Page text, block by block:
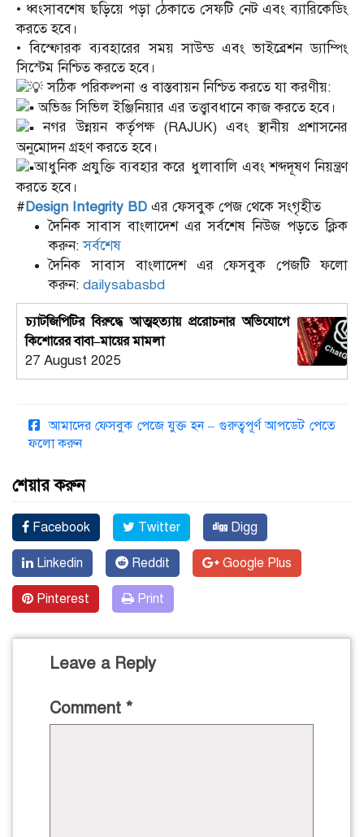
• ধ্বংসাবশেষ ছড়িয়ে পড়া ঠেকাতে সেফটি নেট এবং ব্যারিকেডিং
করতে হবে।
• বিস্ফোরক ব্যবহারের সময় সাউন্ড এবং ভাইব্রেশন ড্যাম্পিং
সিস্টেম নিশ্চিত করতে হবে।
সঠিক পরিকল্পনা ও বাস্তবায়ন নিশ্চিত করতে যা করণীয়:
অভিজ্ঞ সিভিল ইঞ্জিনিয়ার এর তত্ত্বাবধানে কাজ করতে হবে।
নগর উন্নয়ন কর্তৃপক্ষ (RAJUK) এবং স্থানীয় প্রশাসনের
অনুমোদন গ্রহণ করতে হবে।
আধুনিক প্রযুক্তি ব্যবহার করে ধুলাবালি এবং শব্দদূষণ নিয়ন্ত্রণ
করতে হবে।
#Design Integrity BD এর ফেসবুক পেজ থেকে সংগৃহীত
দৈনিক সাবাস বাংলাদেশ এর সর্বশেষ নিউজ পড়তে ক্লিক
করুন:সর্বশেষ
দৈনিক সাবাস বাংলাদেশ এর ফেসবুক পেজটি ফলো
করুন: dailysabasbd
চ্যাটজিপিটির বিরুদ্ধে আত্মহত্যায় প্ররোচনার অভিযোগে
কিশোরের বাবা–মায়ের মামলা
27 August 2025
আমাদের ফেসবুক পেজে যুক্ত হন – গুরুত্বপূর্ণ আপডেট পেতে
ফলো করুন
শেয়ার করুন
Facebook Twitter Digg
Linkedin Reddit Google Plus
Pinterest Print
Leave a Reply
Comment *